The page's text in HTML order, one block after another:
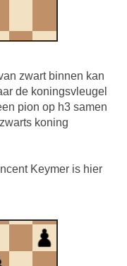
zwart binnen kan
de koningsvleugel
pion op h3 samen
koning
Keymer is hier